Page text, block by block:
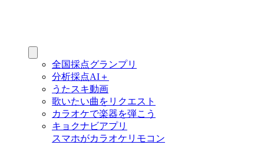
全国採点グランプリ
分析採点AI＋
うたスキ動画
歌いたい曲をリクエスト
カラオケで楽器を弾こう
キョクナビアプリ
スマホがカラオケリモコン